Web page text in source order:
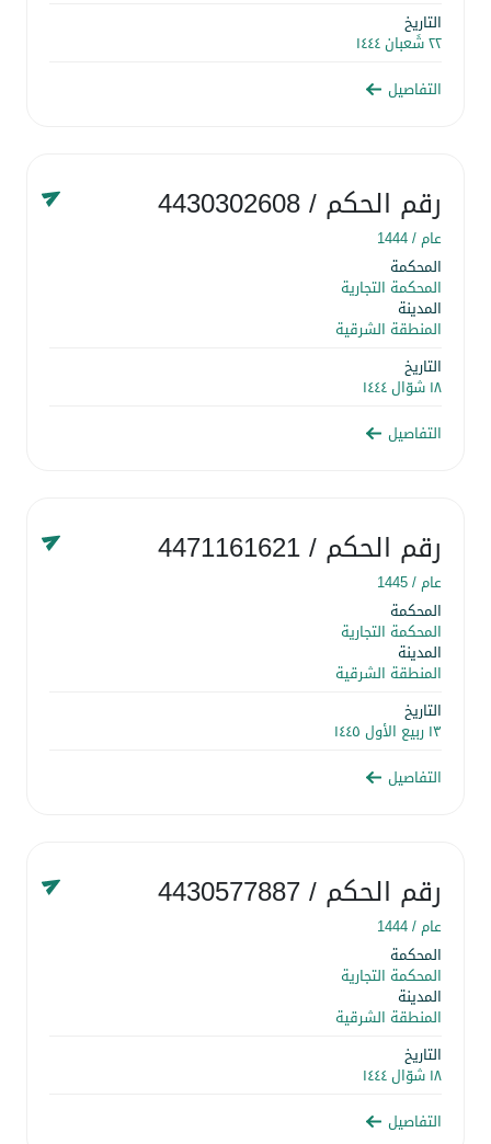
التاريخ
٢٢ شَعبان ١٤٤٤
التفاصيل
رقم الحكم/ 4430302608
عام /1444
المحكمة
المحكمة التجارية
المدينة
المنطقة الشرقية
التاريخ
١٨ شوّال ١٤٤٤
التفاصيل
رقم الحكم/ 4471161621
عام /1445
المحكمة
المحكمة التجارية
المدينة
المنطقة الشرقية
التاريخ
١٣ ربيع الأول ١٤٤٥
التفاصيل
رقم الحكم/ 4430577887
عام /1444
المحكمة
المحكمة التجارية
المدينة
المنطقة الشرقية
التاريخ
١٨ شوّال ١٤٤٤
التفاصيل